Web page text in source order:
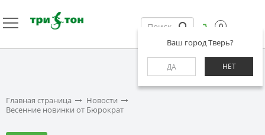
Ваш город Тверь?
ДА НЕТ
0
Главная страница
Новости
Весенние новинки от Бюрократ